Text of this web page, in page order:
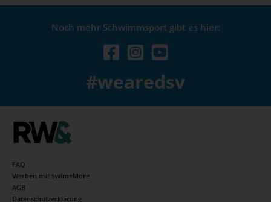
Noch mehr Schwimmsport gibt es hier:
#wearedsv
FAQ
Werben mit Swim+More
AGB
Datenschutzerklärung